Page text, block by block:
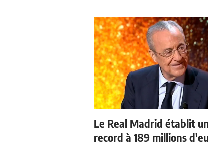
Le Real Madrid établit
record à 189 millions